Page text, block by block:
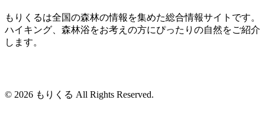
もりくるは全国の森林の情報を集めた総合情報サイトです。
ハイキング、森林浴をお考えの方にぴったりの自然をご紹介
します。
© 2026 もりくる All Rights Reserved.